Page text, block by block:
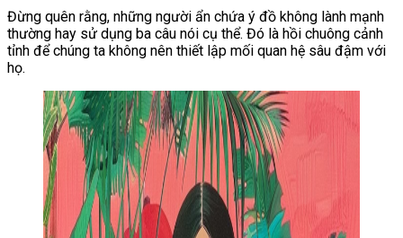
Đừng quên rằng, những người ẩn chứa ý đồ không lành mạnh
thường hay sử dụng ba câu nói cụ thể. Đó là hồi chuông cảnh
tỉnh để chúng ta không nên thiết lập mối quan hệ sâu đậm với
họ.